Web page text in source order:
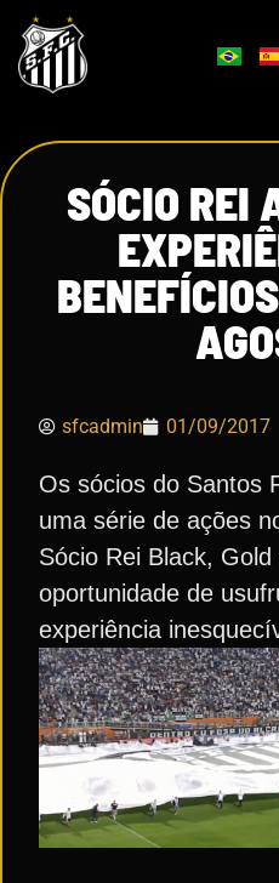
SÓCIO REI
sfcadmin 01/09/2017
Os sócios do Santos
uma série de ações
Sócio Rei Black,
oportunidade de
experiência